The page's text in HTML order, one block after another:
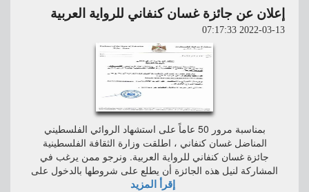
إعلان عن جائزة غسان كنفاني للرواية العربية
2022-03-13 07:17:33
بمناسبة مرور 50 عاماً على استشهاد الروائي الفلسطيني
المناضل غسان كنفاني ، اطلقت وزارة الثقافة الفلسطينية
جائزة غسان كنفاني للرواية العربية. ونرجو ممن يرغب في
المشاركة لنيل هذه الجائزة أن يطلع على شروطها بالدخول على
إقرأ المزيد